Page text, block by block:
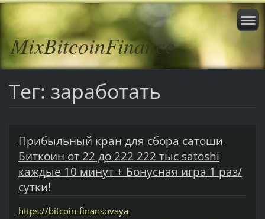
MixBitcoinFinance
Тег: заработать
Прибыльный кран для сбора сатоши
Биткоин от 22 до 222 222 тыс satoshi
каждые 10 минут + Бонусная игра 1 раз/
сутки!
https://bitcoin-finansovaya-